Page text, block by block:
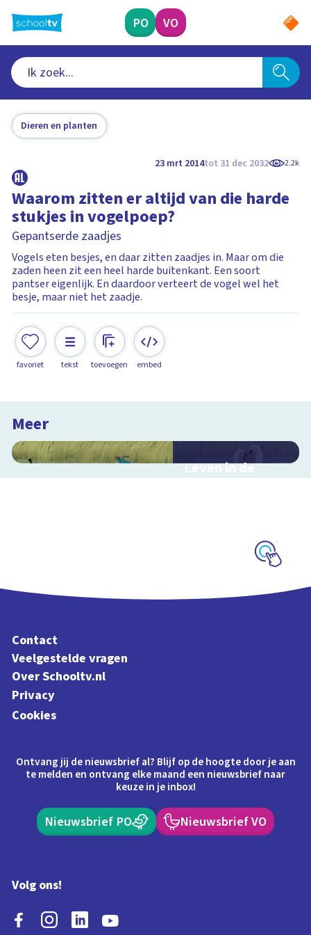
naar
hoofdinhoud
PO VO
Dieren en planten
23 mrt 2014tot 31 dec 2032 2.2k
Waarom zitten er altijd van die harde
stukjes in vogelpoep?
Gepantserde zaadjes
Vogels eten besjes, en daar zitten zaadjes in. Maar om die
zaden heen zit een heel harde buitenkant. Een soort
pantser eigenlijk. En daardoor verteert de vogel wel het
besje, maar niet het zaadje.
favoriet tekst toevoegen embed
Meer
Leven in de
sloot
Contact
Veelgestelde vragen
Over Schooltv.nl
Privacy
Cookies
Ontvang jij de nieuwsbrief al? Blijf op de hoogte door je aan
te melden en ontvang elke maand een nieuwsbrief naar
keuze in je inbox!
Nieuwsbrief PO Nieuwsbrief VO
Volg ons!